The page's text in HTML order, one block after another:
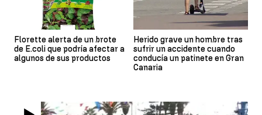
Florette alerta de un brote
de E.coli que podría afectar a
algunos de sus productos
Herido grave un hombre tras
sufrir un accidente cuando
conducía un patinete en Gran
Canaria